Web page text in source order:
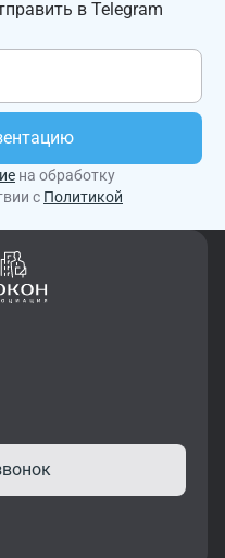
в Telegram
на обработку
с Политикой